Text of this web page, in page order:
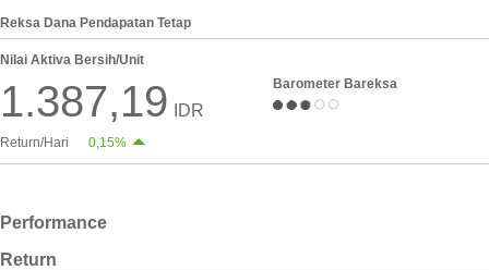
Reksa Dana Pendapatan Tetap
Nilai Aktiva Bersih/Unit
1.387,19 IDR
Barometer Bareksa
Return/Hari 0,15%
Performance
Return